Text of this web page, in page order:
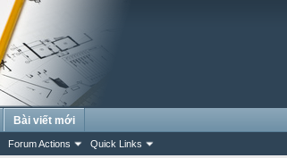
Forum Actions Quick Links
Bài viết mới